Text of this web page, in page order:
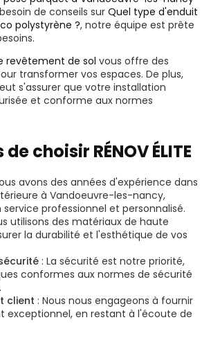
de conseils sur Quel type d'enduit
polystyrène ?, notre équipe est prête
revêtement de sol vous offre des
transformer vos espaces. De plus,
s'assurer que votre installation
et conforme aux normes
choisir RÉNOV ÉLITE
avons des années d'expérience dans
à Vandoeuvre-les-nancy,
professionnel et personnalisé.
utilisons des matériaux de haute
la durabilité et l'esthétique de vos
: La sécurité est notre priorité,
conformes aux normes de sécurité
client : Nous nous engageons à fournir
exceptionnel, en restant à l'écoute de